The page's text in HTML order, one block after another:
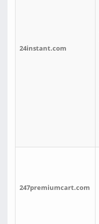
24instant.com
247premiumcart.com